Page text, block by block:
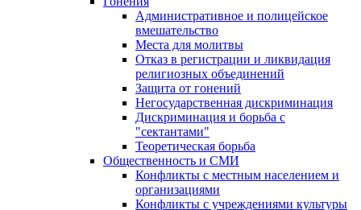
Административное и полицейское
вмешательство
Места для молитвы
Отказ в регистрации и ликвидация
религиозных объединений
Защита от гонений
Негосударственная дискриминация
Дискриминация и борьба с
"сектантами"
Теоретическая борьба
Общественность и СМИ
Конфликты с местным населением и
организациями
Конфликты с учреждениями культуры